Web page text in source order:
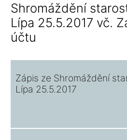
Shromáždění
Lípa 25.5.2017 vč.
účtu
Zápis ze Shromáždění
Lípa 25.5.2017